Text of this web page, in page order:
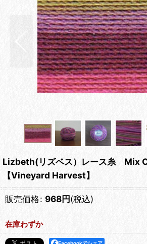
Lizbeth(リズベス）レース糸 Mix
【Vineyard Harvest】
販売価格: 968円(税込)
在庫わずか